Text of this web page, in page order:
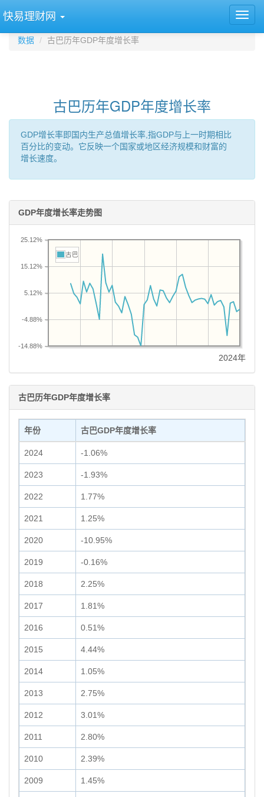
快易理财网
数据 古巴历年GDP年度增长率
古巴历年GDP年度增长率
GDP增长率即国内生产总值增长率,指GDP与上一时期相比
百分比的变动。它反映一个国家或地区经济规模和财富的
增长速度。
GDP年度增长率走势图
-14.88%
-4.88%
5.12%
15.12%
25.12%
古巴
2024年
古巴历年GDP年度增长率
年份 古巴GDP年度增长率
2024 -1.06%
2023 -1.93%
2022 1.77%
2021 1.25%
2020 -10.95%
2019 -0.16%
2018 2.25%
2017 1.81%
2016 0.51%
2015 4.44%
2014 1.05%
2013 2.75%
2012 3.01%
2011 2.80%
2010 2.39%
2009 1.45%